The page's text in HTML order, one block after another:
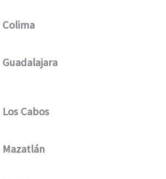
Colima
Cabos
Mazatlán